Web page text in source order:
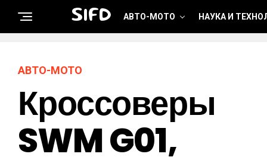
SIFD АВТО-МОТО НАУКА И
АВТО-МОТО
Кроссоверы
SWM G01,